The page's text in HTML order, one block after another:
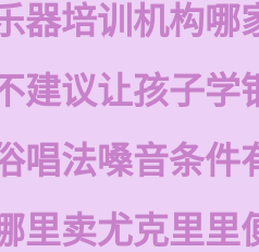
器培训机构哪
建议让孩子学
唱法嗓音条件
里卖尤克里里